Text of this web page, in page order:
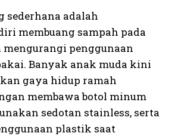
sederhana adalah
membuang sampah pada
penggunaan
Banyak anak muda kini
gaya hidup ramah
membawa botol minum
sedotan stainless, serta
plastik saat